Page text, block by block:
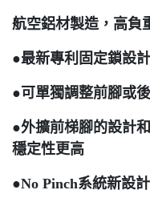
航空鋁材製造，高負
●最新專利固定鎖設
●可單獨調整前腳或
●外擴前梯腳的設計
穩定性更高
●No Pinch系統新設